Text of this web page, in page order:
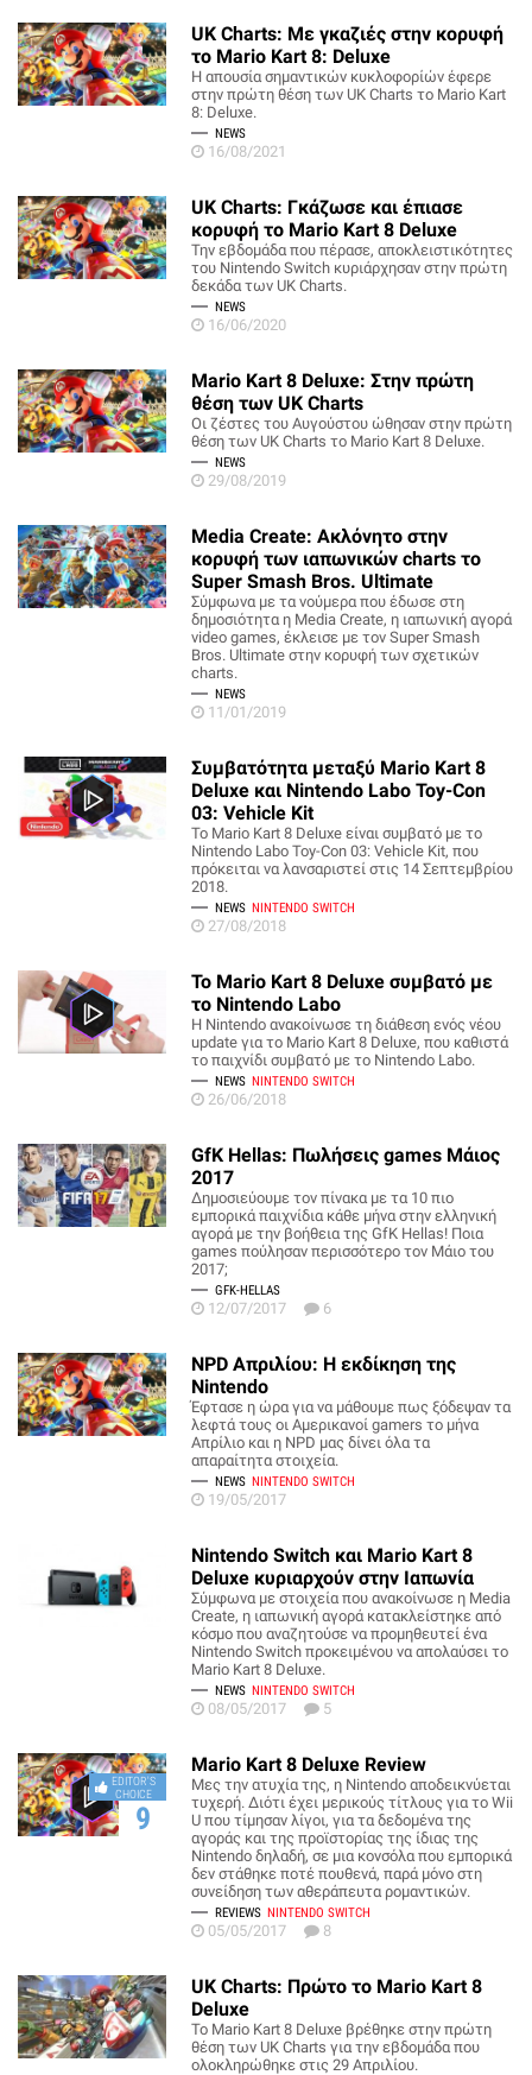
UK Charts: Με γκαζιές στην κορυφή
το Mario Kart 8: Deluxe
Η απουσία σημαντικών κυκλοφορίών έφερε
στην πρώτη θέση των UK Charts το Mario Kart
8: Deluxe.
NEWS
16/08/2021
UK Charts: Γκάζωσε και έπιασε
κορυφή το Mario Kart 8 Deluxe
Την εβδομάδα που πέρασε, αποκλειστικότητες
του Nintendo Switch κυριάρχησαν στην πρώτη
δεκάδα των UK Charts.
NEWS
16/06/2020
Mario Kart 8 Deluxe: Στην πρώτη
θέση των UK Charts
Οι ζέστες του Αυγούστου ώθησαν στην πρώτη
θέση των UK Charts το Mario Kart 8 Deluxe.
NEWS
29/08/2019
Media Create: Ακλόνητο στην
κορυφή των ιαπωνικών charts το
Super Smash Bros. Ultimate
Σύμφωνα με τα νούμερα που έδωσε στη
δημοσιότητα η Media Create, η ιαπωνική αγορά
video games, έκλεισε με τον Super Smash
Bros. Ultimate στην κορυφή των σχετικών
charts.
NEWS
11/01/2019
Συμβατότητα μεταξύ Mario Kart 8
Deluxe και Nintendo Labo Toy-Con
03: Vehicle Kit
Το Mario Kart 8 Deluxe είναι συμβατό με το
Nintendo Labo Toy-Con 03: Vehicle Kit, που
πρόκειται να λανσαριστεί στις 14 Σεπτεμβρίου
2018.
NEWS NINTENDO SWITCH
27/08/2018
To Mario Kart 8 Deluxe συμβατό με
το Nintendo Labo
Η Nintendo ανακοίνωσε τη διάθεση ενός νέου
update για το Mario Kart 8 Deluxe, που καθιστά
το παιχνίδι συμβατό με το Nintendo Labo.
NEWS NINTENDO SWITCH
26/06/2018
GfK Hellas: Πωλήσεις games Μάιος
2017
Δημοσιεύουμε τον πίνακα με τα 10 πιο
εμπορικά παιχνίδια κάθε μήνα στην ελληνική
αγορά με την βοήθεια της GfK Hellas! Ποια
games πούλησαν περισσότερο τον Μάιο του
2017;
GFK-HELLAS
12/07/2017 6
NPD Απριλίου: Η εκδίκηση της
Nintendo
Έφτασε η ώρα για να μάθουμε πως ξόδεψαν τα
λεφτά τους οι Αμερικανοί gamers το μήνα
Απρίλιο και η NPD μας δίνει όλα τα
απαραίτητα στοιχεία.
NEWS NINTENDO SWITCH
19/05/2017
Nintendo Switch και Mario Kart 8
Deluxe κυριαρχούν στην Ιαπωνία
Σύμφωνα με στοιχεία που ανακοίνωσε η Media
Create, η ιαπωνική αγορά κατακλείστηκε από
κόσμο που αναζητούσε να προμηθευτεί ένα
Nintendo Switch προκειμένου να απολαύσει το
Mario Kart 8 Deluxe.
NEWS NINTENDO SWITCH
08/05/2017 5
EDITOR'S
CHOICE
9
Mario Kart 8 Deluxe Review
Μες την ατυχία της, η Nintendo αποδεικνύεται
τυχερή. Διότι έχει μερικούς τίτλους για το Wii
U που τίμησαν λίγοι, για τα δεδομένα της
αγοράς και της προϊστορίας της ίδιας της
Nintendo δηλαδή, σε μια κονσόλα που εμπορικά
δεν στάθηκε ποτέ πουθενά, παρά μόνο στη
συνείδηση των αθεράπευτα ρομαντικών.
REVIEWS NINTENDO SWITCH
05/05/2017 8
UK Charts: Πρώτο το Mario Kart 8
Deluxe
Το Mario Kart 8 Deluxe βρέθηκε στην πρώτη
θέση των UK Charts για την εβδομάδα που
ολοκληρώθηκε στις 29 Απριλίου.